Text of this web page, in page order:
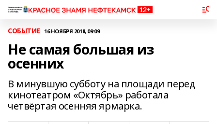
СОБЫТИЕ 16 НОЯБРЯ 2018, 09:09
Не самая большая из
осенних
В минувшую субботу на площади перед
кинотеатром «Октябрь» работала
четвёртая осенняя ярмарка.